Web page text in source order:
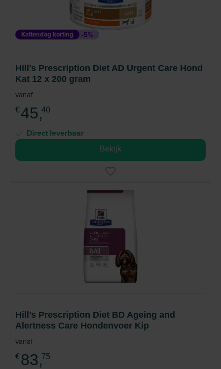
Kattendag korting -5%
Hill's Prescription Diet AD Urgent Care Hond
Kat 12 x 200 gram
vanaf
€ 45,40
Direct leverbaar
Bekijk
Hill's Prescription Diet BD Ageing and
Alertness Care Hondenvoer Kip
vanaf
€ 83,75